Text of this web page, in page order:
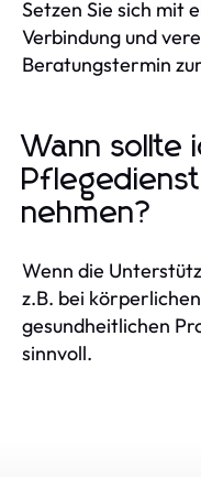
Setzen Sie sich mit
Verbindung und
Beratungstermin
Wann sollte
nehmen?
Wenn die
z.B. bei
gesundheitlichen
sinnvoll.